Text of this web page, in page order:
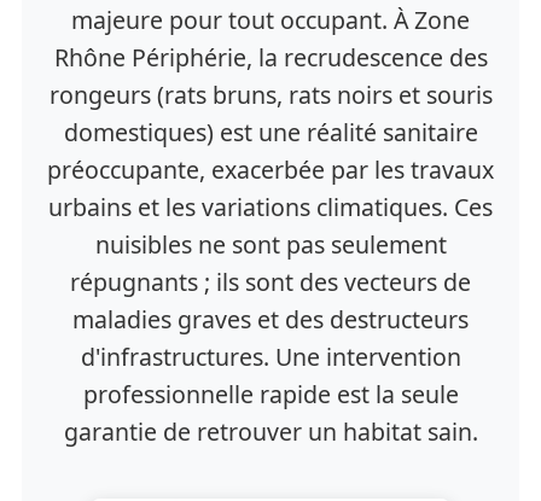
majeure pour tout occupant. À Zone
Rhône Périphérie, la recrudescence des
rongeurs (rats bruns, rats noirs et souris
domestiques) est une réalité sanitaire
préoccupante, exacerbée par les travaux
urbains et les variations climatiques. Ces
nuisibles ne sont pas seulement
répugnants ; ils sont des vecteurs de
maladies graves et des destructeurs
d'infrastructures. Une intervention
professionnelle rapide est la seule
garantie de retrouver un habitat sain.